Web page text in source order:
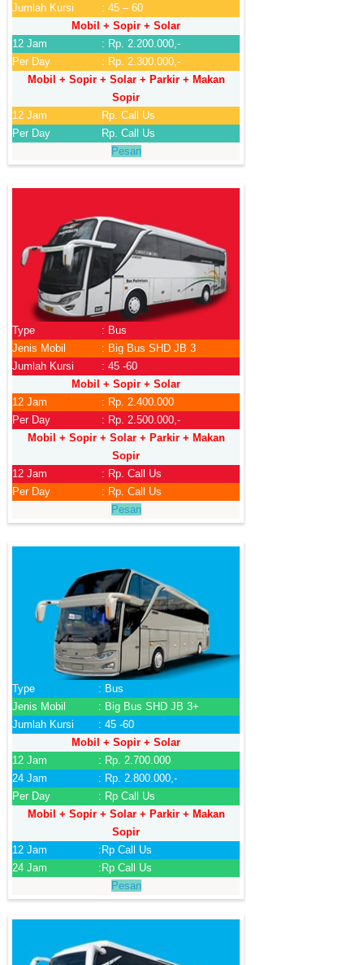
Jumlah Kursi
: 45 – 60
Mobil + Sopir + Solar
12 Jam
: Rp. 2.200.000,-
Per Day
: Rp. 2.300.000,-
Mobil + Sopir + Solar + Parkir + Makan
Sopir
12 Jam
Rp. Call Us
Per Day
Rp. Call Us
Pesan
Type
: Bus
Jenis Mobil
: Big Bus SHD JB 3
Jumlah Kursi
: 45 -60
Mobil + Sopir + Solar
12 Jam
: Rp. 2.400.000
Per Day
: Rp. 2.500.000,-
Mobil + Sopir + Solar + Parkir + Makan
Sopir
12 Jam
: Rp. Call Us
Per Day
: Rp. Call Us
Pesan
Type
: Bus
Jenis Mobil
: Big Bus SHD JB 3+
Jumlah Kursi
: 45 -60
Mobil + Sopir + Solar
12 Jam
: Rp. 2.700.000
24 Jam
: Rp. 2.800.000,-
Per Day
: Rp Call Us
Mobil + Sopir + Solar + Parkir + Makan
Sopir
12 Jam
:Rp Call Us
24 Jam
:Rp Call Us
Pesan